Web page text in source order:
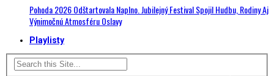
Pohoda 2026 Odštartovala Naplno. Jubilejný Festival Spojil Hudbu, Rodiny Aj
Výnimočnú Atmosféru Oslavy
Playlisty